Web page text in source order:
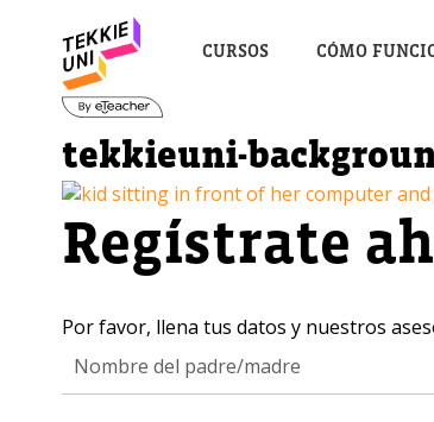
CURSOS CÓMO
tekkieuni-
Regístrate
Por favor, llena tus datos y nuestros